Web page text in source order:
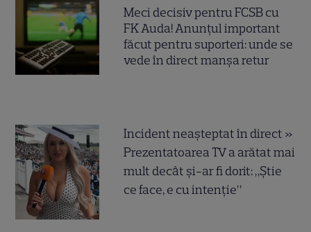
Meci decisiv pentru FCSB cu
FK Auda! Anunțul important
făcut pentru suporteri: unde se
vede în direct manșa retur
Incident neașteptat în direct »
Prezentatoarea TV a arătat mai
mult decât și-ar fi dorit: „Știe
ce face, e cu intenție”